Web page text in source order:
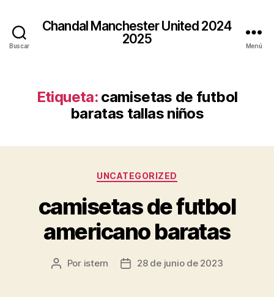
Buscar
Chandal Manchester United 2024
2025
Menú
Etiqueta: camisetas de futbol
baratas tallas niños
Categorías
UNCATEGORIZED
camisetas de futbol
americano baratas
Autor
Por istern
Fecha28 de junio de 2023